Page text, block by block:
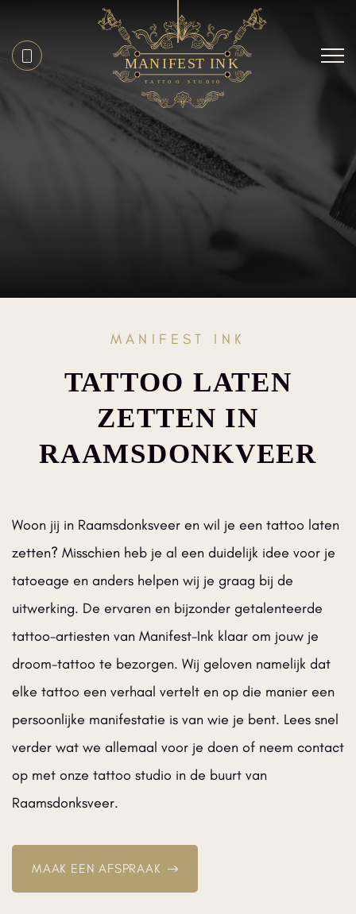
MANIFEST INK
TATTOO LATEN
ZETTEN IN
RAAMSDONKVEER
Woon jij in Raamsdonksveer en wil je een tattoo laten
zetten? Misschien heb je al een duidelijk idee voor je
tatoeage en anders helpen wij je graag bij de
uitwerking. De ervaren en bijzonder getalenteerde
tattoo-artiesten van Manifest-Ink klaar om jouw je
droom-tattoo te bezorgen. Wij geloven namelijk dat
elke tattoo een verhaal vertelt en op die manier een
persoonlijke manifestatie is van wie je bent. Lees snel
verder wat we allemaal voor je doen of neem contact
op met onze tattoo studio in de buurt van
Raamsdonksveer.
MAAK EEN AFSPRAAK